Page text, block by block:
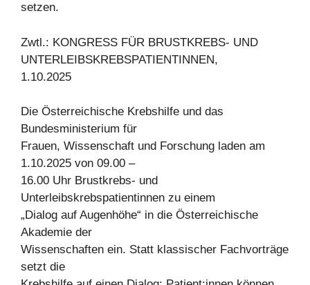
setzen.
Zwtl.: KONGRESS FÜR BRUSTKREBS- UND
UNTERLEIBSKREBSPATIENTINNEN,
1.10.2025
Die Österreichische Krebshilfe und das
Bundesministerium für
Frauen, Wissenschaft und Forschung laden am
1.10.2025 von 09.00 –
16.00 Uhr Brustkrebs- und
Unterleibskrebspatientinnen zu einem
„Dialog auf Augenhöhe“ in die Österreichische
Akademie der
Wissenschaften ein. Statt klassischer Fachvorträge
setzt die